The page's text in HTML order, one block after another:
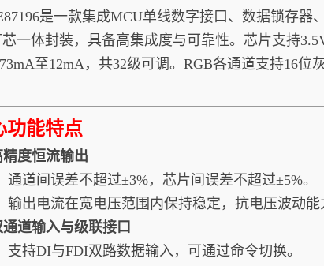
是一款集成MCU单线数字接口、数据锁存器
一体封装，具备高集成度与可靠性。芯片支持
至12mA，共32级可调。RGB各通道支持16
功能特点
精度恒流输出
通道间误差不超过±3%，芯片间误差不超过±5%。
输出电流在宽电压范围内保持稳定，抗电压波动能
通道输入与级联接口
支持DI与FDI双路数据输入，可通过命令切换。